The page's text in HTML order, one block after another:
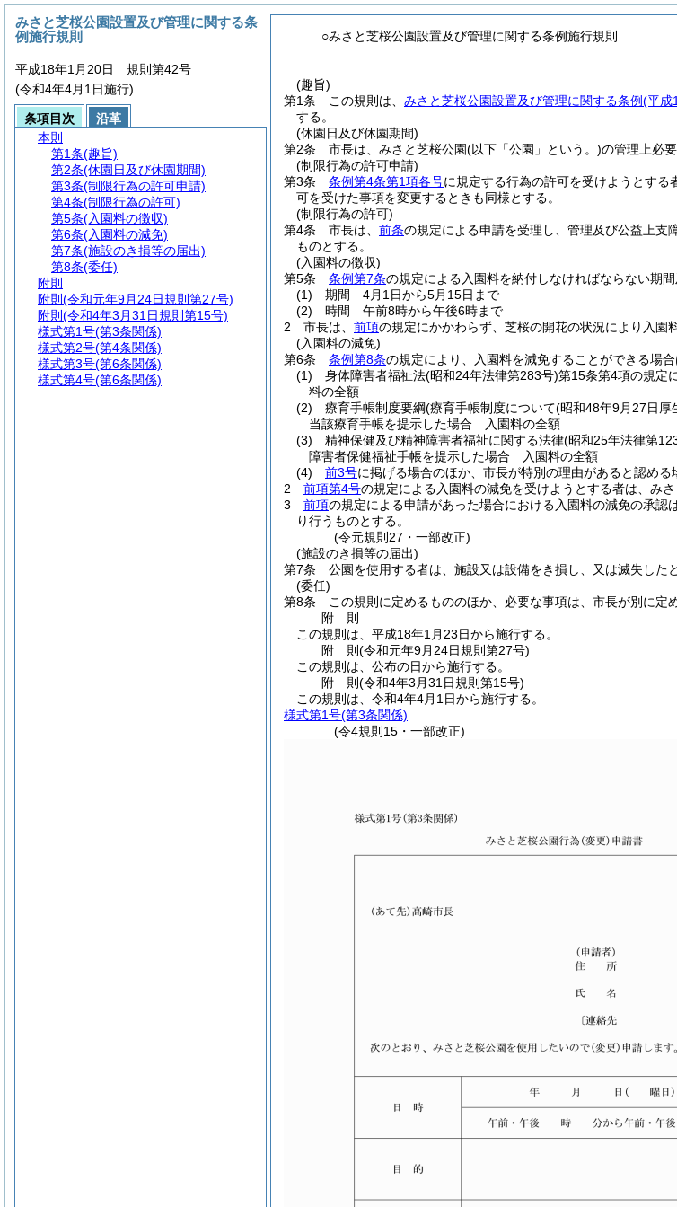
○みさと芝桜公園設置及び管理に関する条例施行規則
(趣旨)
第1条
この規則は、 みさと芝桜公園設置及び管理に関する条例(平成
する。
(休園日及び休園期間)
第2条
市長は、みさと芝桜公園(以下「公園」という。)の管理上必
(制限行為の許可申請)
第3条
条例第4条第1項各号に規定する行為の許可を受けようとする
可を受けた事項を変更するときも同様とする。
(制限行為の許可)
第4条
市長は、 前条の規定による申請を受理し、管理及び公益上支
ものとする。
(入園料の徴収)
第5条
条例第7条の規定による入園料を納付しなければならない期
(1)
期間 4月1日から5月15日まで
(2)
時間 午前8時から午後6時まで
2
市長は、 前項の規定にかかわらず、芝桜の開花の状況により入園
(入園料の減免)
第6条
条例第8条の規定により、入園料を減免することができる場
(1)
身体障害者福祉法(昭和24年法律第283号)第15条第4項の規定
料の全額
(2)
療育手帳制度要綱(療育手帳制度について(昭和48年9月27日厚
当該療育手帳を提示した場合 入園料の全額
(3)
精神保健及び精神障害者福祉に関する法律(昭和25年法律第
障害者保健福祉手帳を提示した場合 入園料の全額
(4)
前3号に掲げる場合のほか、市長が特別の理由があると認め
2
前項第4号の規定による入園料の減免を受けようとする者は、み
3
前項の規定による申請があった場合における入園料の減免の承認
り行うものとする。
(令元規則27・一部改正)
(施設のき損等の届出)
第7条
公園を使用する者は、施設又は設備をき損し、又は滅失した
(委任)
第8条
この規則に定めるもののほか、必要な事項は、市長が別に定め
附 則
この規則は、平成18年1月23日から施行する。
附 則(令和元年9月24日規則第27号)
この規則は、公布の日から施行する。
附 則(令和4年3月31日規則第15号)
この規則は、令和4年4月1日から施行する。
様式第1号(第3条関係)
(令4規則15・一部改正)
みさと芝桜公園設置及び管理に関する条
例施行規則
平成18年1月20日 規則第42号
(令和4年4月1日施行)
条項目次
沿革
本則
第1条(趣旨)
第2条(休園日及び休園期間)
第3条(制限行為の許可申請)
第4条(制限行為の許可)
第5条(入園料の徴収)
第6条(入園料の減免)
第7条(施設のき損等の届出)
第8条(委任)
附則
附則 (令和元年9月24日規則第27号)
附則 (令和4年3月31日規則第15号)
様式第1号(第3条関係)
様式第2号(第4条関係)
様式第3号(第6条関係)
様式第4号(第6条関係)